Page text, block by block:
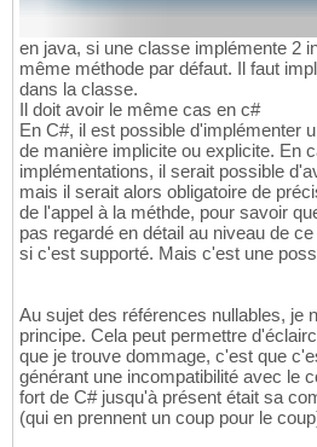
en java, si une classe implémente 2
même méthode par défaut. Il faut
dans la classe.
Il doit avoir le même cas en c#
En C#, il est possible d'implémenter
de manière implicite ou explicite. En
implémentations, il serait possible
mais il serait alors obligatoire de
de l'appel à la méthde, pour savoir
pas regardé en détail au niveau de
si c'est supporté. Mais c'est une
Au sujet des références nullables, je
principe. Cela peut permettre
que je trouve dommage, c'est que
générant une incompatibilité avec le
fort de C# jusqu'à présent était sa
(qui en prennent un coup pour le